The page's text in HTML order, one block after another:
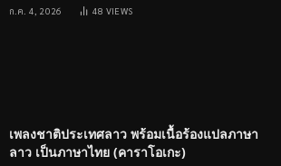
ก.ค. 4, 2026 48 VIEWS
เพลงชาติประเทศลาว พร้อมเนื้อร้องแปลภาษา
ลาว เป็นภาษาไทย (คาราโอเกะ)